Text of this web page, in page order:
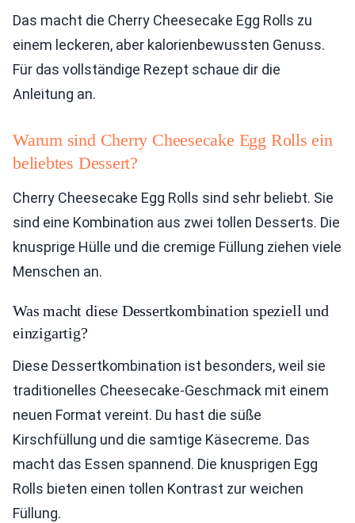
Das macht die Cherry Cheesecake Egg Rolls zu
einem leckeren, aber kalorienbewussten Genuss.
Für das vollständige Rezept schaue dir die
Anleitung an.
Warum sind Cherry Cheesecake Egg Rolls ein
beliebtes Dessert?
Cherry Cheesecake Egg Rolls sind sehr beliebt. Sie
sind eine Kombination aus zwei tollen Desserts. Die
knusprige Hülle und die cremige Füllung ziehen viele
Menschen an.
Was macht diese Dessertkombination speziell und
einzigartig?
Diese Dessertkombination ist besonders, weil sie
traditionelles Cheesecake-Geschmack mit einem
neuen Format vereint. Du hast die süße
Kirschfüllung und die samtige Käsecreme. Das
macht das Essen spannend. Die knusprigen Egg
Rolls bieten einen tollen Kontrast zur weichen
Füllung.